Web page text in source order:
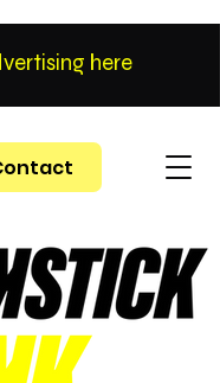
here